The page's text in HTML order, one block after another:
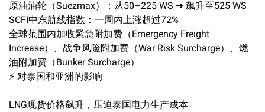
原油油轮（Suezmax）：从50–225 WS ➜ 飙升至525 WS
SCFI中东航线指数：一周内上涨超过72%
全球范围内加收紧急附加费（Emergency Freight
Increase）、战争风险附加费（War Risk Surcharge）、燃
油附加费（Bunker Surcharge）
⚡ 对泰国和亚洲的影响
LNG现货价格飙升，压迫泰国电力生产成本